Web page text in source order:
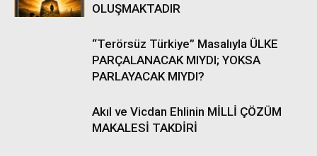
OLUŞMAKTADIR
“Terörsüz Türkiye” Masalıyla ÜLKE
PARÇALANACAK MIYDI; YOKSA
PARLAYACAK MIYDI?
Akıl ve Vicdan Ehlinin MİLLİ ÇÖZÜM
MAKALESİ TAKDİRİ